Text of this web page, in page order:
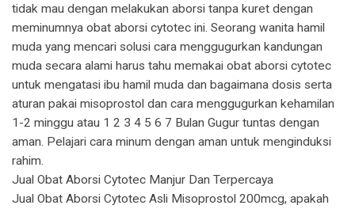
tidak mau dengan melakukan aborsi tanpa kuret dengan
meminumnya obat aborsi cytotec ini. Seorang wanita hamil
muda yang mencari solusi cara menggugurkan kandungan
muda secara alami harus tahu memakai obat aborsi cytotec
untuk mengatasi ibu hamil muda dan bagaimana dosis serta
aturan pakai misoprostol dan cara menggugurkan kehamilan
1-2 minggu atau 1 2 3 4 5 6 7 Bulan Gugur tuntas dengan
aman. Pelajari cara minum dengan aman untuk menginduksi
rahim.
Jual Obat Aborsi Cytotec Manjur Dan Terpercaya
Jual Obat Aborsi Cytotec Asli Misoprostol 200mcg, apakah